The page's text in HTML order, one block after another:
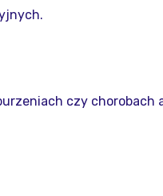
czy chorobach